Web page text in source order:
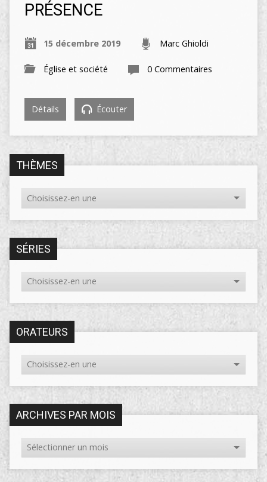
PRÉSENCE
15 décembre 2019 Marc Ghioldi
Église et société 0 Commentaires
Détails Écouter
THÈMES
SÉRIES
ORATEURS
ARCHIVES PAR MOIS